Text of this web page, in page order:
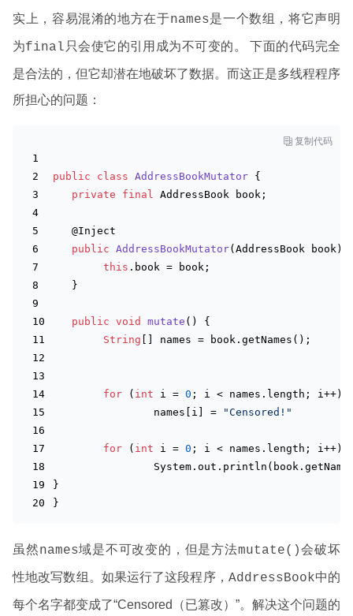
实上，容易混淆的地方在于names是一个数组，将它声明
为final 只会使它的引用成为不可变的。 下面的代码完全
是合法的，但它却潜在地破坏了数据。而这正是多线程程序
所担心的问题：
 复制代码
public class AddressBookMutator {
private
final AddressBook book;
   @
Inject
public AddressBookMutator(AddressBook book)
this .book = book;
   }
public void mutate ()
{
String [] names = book.getNames();
for ( int i = 0 ; i < names.length; i++)
   		names[i] =
"Censored!"
for ( int i = 0 ; i < names.length; i++)
   		System.out.
println
}
}
虽然names域是不可改变的，但是方法mutate()会破坏
性地改写数组。如果运行了这段程序， AddressBook中的
每个名字都变成了“Censored（已篡改）”。解决这个问题的